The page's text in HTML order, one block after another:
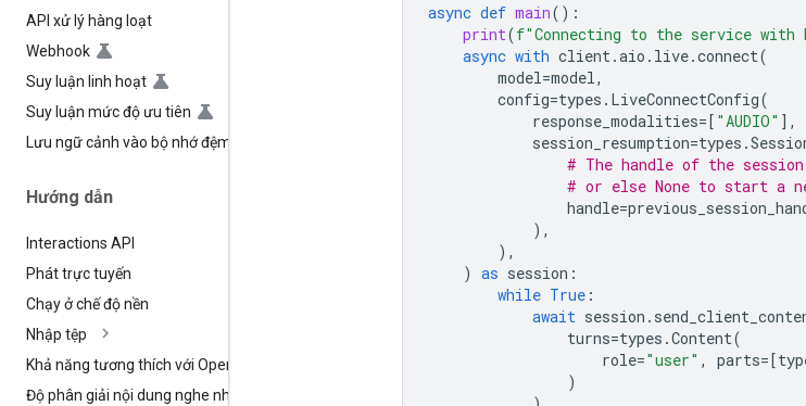
API xử lý hàng loạt
Webhook
Suy luận linh hoạt
Suy luận mức độ ưu tiên
Lưu ngữ cảnh vào bộ nhớ đệm
Hướng dẫn
Interactions API
Phát trực tuyến
Chạy ở chế độ nền
Nhập tệp
Khả năng tương thích với Open
Độ phân giải nội dung nghe nhìn
async def main():
print(f"Connecting to the service with
async with client.aio . live.connect(
model=model,
config=types . LiveConnectConfig(
response_modalities=[ "AUDIO" ],
session_resumption=types .
# The handle of the
# or else None to start a
handle=
),
),
) as session :
while True :
await session .
turns=types .Content(
role="user" , parts=[
)